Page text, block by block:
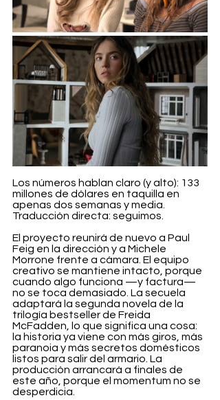
Los números hablan claro (y alto): 133
millones de dólares en taquilla en
apenas dos semanas y media.
Traducción directa: seguimos.
El proyecto reunirá de nuevo a Paul
Feig en la dirección y a Michele
Morrone frente a cámara. El equipo
creativo se mantiene intacto, porque
cuando algo funciona —y factura—
no se toca demasiado. La secuela
adaptará la segunda novela de la
trilogía bestseller de Freida
McFadden, lo que significa una cosa:
la historia ya viene con más giros, más
paranoia y más secretos domésticos
listos para salir del armario. La
producción arrancará a finales de
este año, porque el momentum no se
desperdicia.